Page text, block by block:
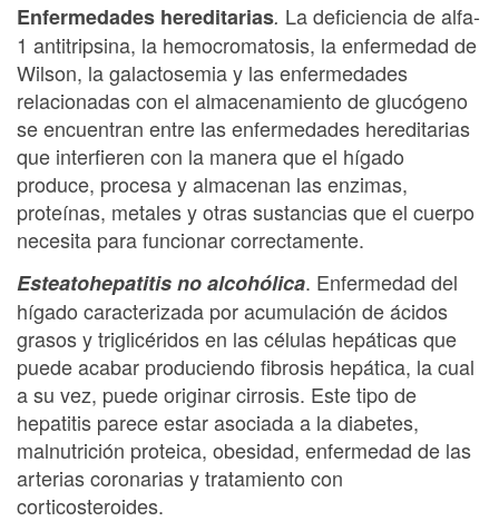
Enfermedades hereditarias. La deficiencia de alfa-
1 antitripsina, la hemocromatosis, la enfermedad de
Wilson, la galactosemia y las enfermedades
relacionadas con el almacenamiento de glucógeno
se encuentran entre las enfermedades hereditarias
que interfieren con la manera que el hígado
produce, procesa y almacenan las enzimas,
proteínas, metales y otras sustancias que el cuerpo
necesita para funcionar correctamente.
Esteatohepatitis no alcohólica. Enfermedad del
hígado caracterizada por acumulación de ácidos
grasos y triglicéridos en las células hepáticas que
puede acabar produciendo fibrosis hepática, la cual
a su vez, puede originar cirrosis. Este tipo de
hepatitis parece estar asociada a la diabetes,
malnutrición proteica, obesidad, enfermedad de las
arterias coronarias y tratamiento con
corticosteroides.